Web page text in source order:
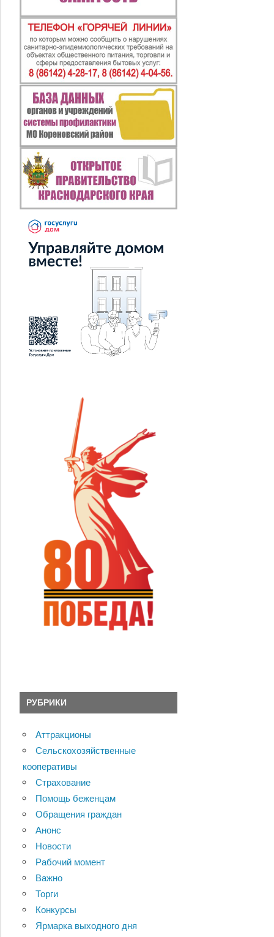
РУБРИКИ
Аттракционы
Сельскохозяйственные
кооперативы
Страхование
Помощь беженцам
Обращения граждан
Анонс
Новости
Рабочий момент
Важно
Торги
Конкурсы
Ярмарка выходного дня